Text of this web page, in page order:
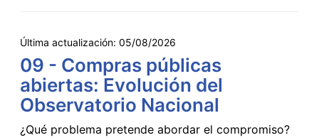
Última actualización: 05/08/2026
09 - Compras públicas
abiertas: Evolución del
Observatorio Nacional
¿Qué problema pretende abordar el compromiso?